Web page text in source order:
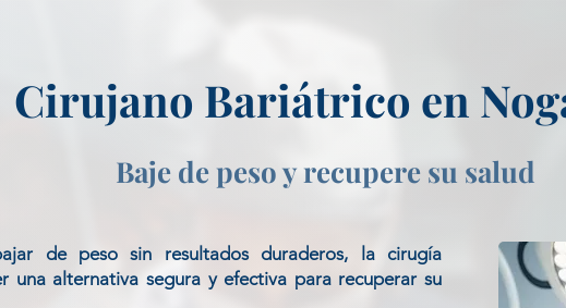
Cirujano Bariátrico en
Baje de peso y recupere su salud
de peso sin resultados duraderos, la cirugía
una alternativa segura y efectiva para recuperar su